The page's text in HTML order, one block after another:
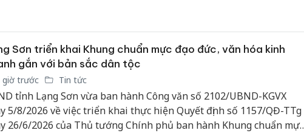
hàng hóa khu vực mốc 1119-1120 và khu vực mốc 1088/2-
thuộc cặp cửa khẩu quốc tế Hữu Nghị (Việt Nam) - Hữu Nghị Quan
Quốc).
Sơn triển khai Khung chuẩn mực đạo đức, văn hóa kinh
gắn với bản sắc dân tộc
giờ trước Tin tức
tỉnh Lạng Sơn vừa ban hành Công văn số 2102/UBND-KGVX
5/8/2026 về việc triển khai thực hiện Quyết định số 1157/QĐ-TTg
26/6/2026 của Thủ tướng Chính phủ ban hành Khung chuẩn mực